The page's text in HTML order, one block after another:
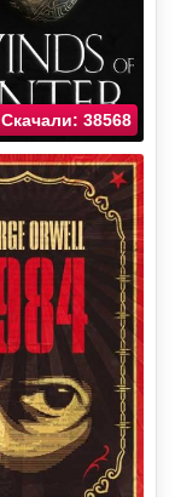
Скачали: 38568